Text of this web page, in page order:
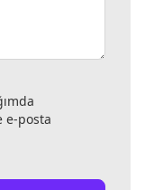
e-posta